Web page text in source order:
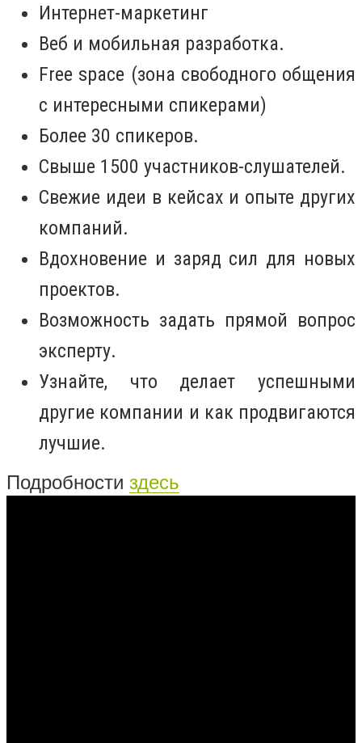
Интернет-маркетинг
Веб и мобильная разработка.
Free space (зона свободного общения
с интересными спикерами)
Более 30 спикеров.
Свыше 1500 участников-слушателей.
Свежие идеи в кейсах и опыте других
компаний.
Вдохновение и заряд сил для новых
проектов.
Возможность задать прямой вопрос
эксперту.
Узнайте, что делает успешными
другие компании и как продвигаются
лучшие.
Подробности здесь